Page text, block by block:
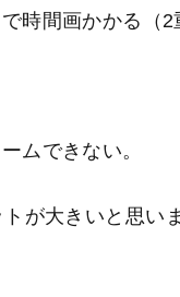
時間画かかる（2
ムできない。
が大きいと思い